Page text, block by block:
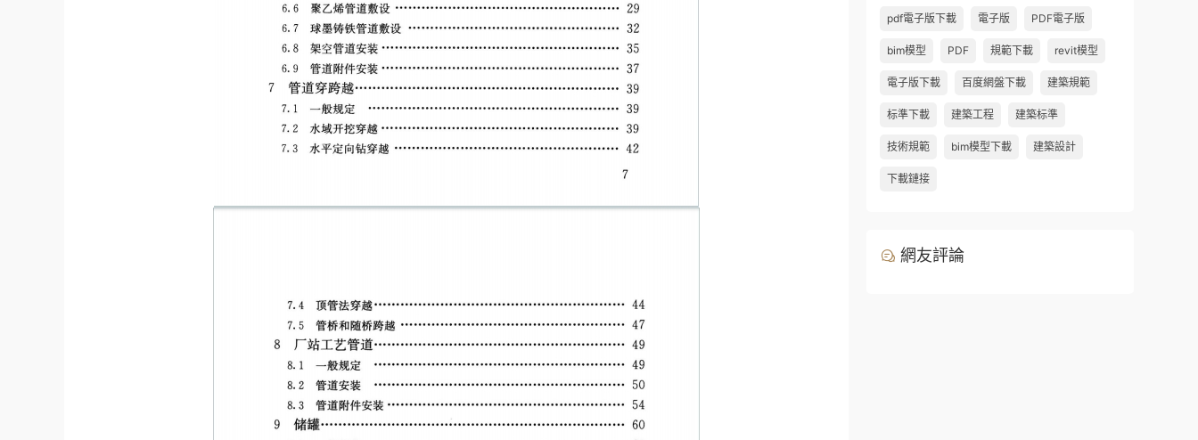
pdf電子版下載 電子版 PDF電子版
bim模型 PDF 規範下載 revit模型
電子版下載 百度網盤下載 建築規範
标準下載 建築工程 建築标準
技術規範 bim模型下載 建築設計
下載鏈接
網友評論